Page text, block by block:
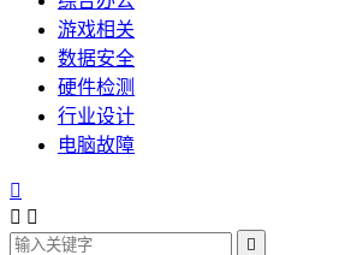
游戏相关
数据安全
硬件检测
行业设计
电脑故障

 
